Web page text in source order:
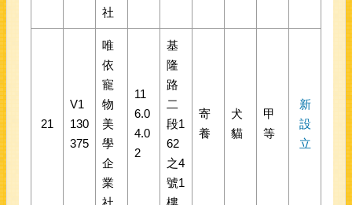
社
21
V1
130
375
唯
依
寵
物
美
學
企
業
社
11
6.0
4.0
2
基
隆
路
二
段1
62
之4
號1
樓
寄
養
犬
貓
甲
等
新
設
立